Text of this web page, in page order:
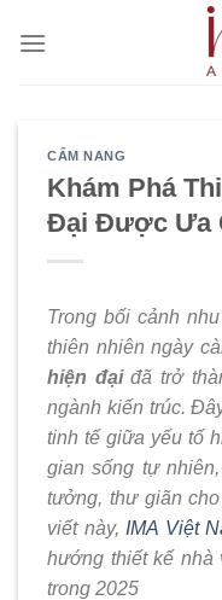
qua
CẨM NANG
Khám Phá
Đại Được Ưa
Trong bối cảnh
thiên nhiên ngày
hiện đạiđã trở
ngành kiến trúc.
tinh tế giữa yếu tố
gian sống tự
tưởng, thư giãn
viết này, IMA Việt
hướng thiết kế
trong 2025